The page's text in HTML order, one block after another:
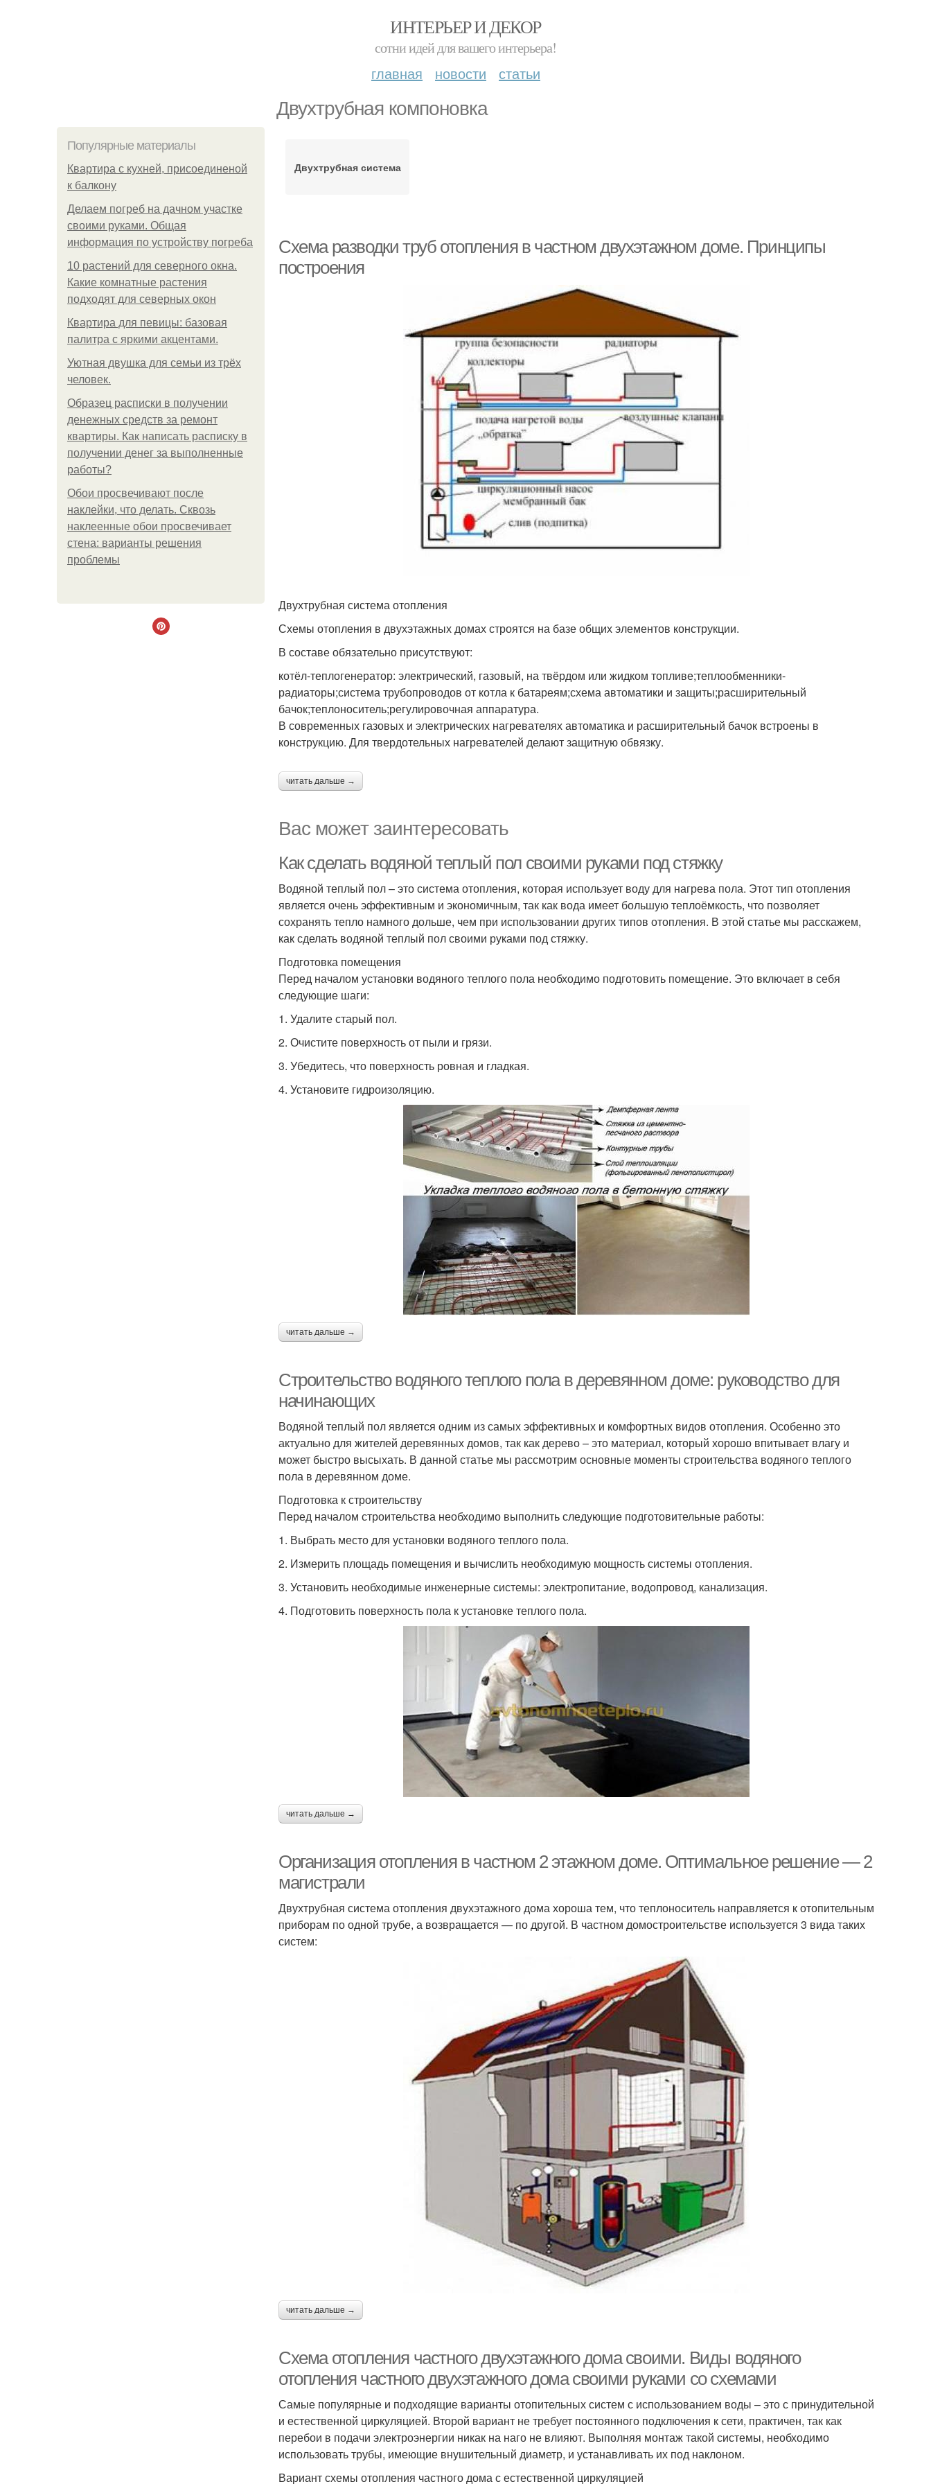
ИНТЕРЬЕР И ДЕКОР
сотни идей для вашего интерьера!
главная новости статьи
Двухтрубная компоновка
Популярные материалы
Квартира с кухней, присоединеной
к балкону
Делаем погреб на дачном участке
своими руками. Общая
информация по устройству погреба
10 растений для северного окна.
Какие комнатные растения
подходят для северных окон
Квартира для певицы: базовая
палитра с яркими акцентами.
Уютная двушка для семьи из трёх
человек.
Образец расписки в получении
денежных средств за ремонт
квартиры. Как написать расписку в
получении денег за выполненные
работы?
Обои просвечивают после
наклейки, что делать. Сквозь
наклеенные обои просвечивает
стена: варианты решения
проблемы
Двухтрубная система
Схема разводки труб отопления в частном двухэтажном доме. Принципы
построения
Двухтрубная система отопления
Схемы отопления в двухэтажных домах строятся на базе общих элементов конструкции.
В составе обязательно присутствуют:
котёл-теплогенератор: электрический, газовый, на твёрдом или жидком топливе;теплообменники-
радиаторы;система трубопроводов от котла к батареям;схема автоматики и защиты;расширительный
бачок;теплоноситель;регулировочная аппаратура.
В современных газовых и электрических нагревателях автоматика и расширительный бачок встроены в
конструкцию. Для твердотельных нагревателей делают защитную обвязку.
читать дальше →
Вас может заинтересовать
Как сделать водяной теплый пол своими руками под стяжку
Водяной теплый пол – это система отопления, которая использует воду для нагрева пола. Этот тип отопления
является очень эффективным и экономичным, так как вода имеет большую теплоёмкость, что позволяет
сохранять тепло намного дольше, чем при использовании других типов отопления. В этой статье мы расскажем,
как сделать водяной теплый пол своими руками под стяжку.
Подготовка помещения
Перед началом установки водяного теплого пола необходимо подготовить помещение. Это включает в себя
следующие шаги:
1. Удалите старый пол.
2. Очистите поверхность от пыли и грязи.
3. Убедитесь, что поверхность ровная и гладкая.
4. Установите гидроизоляцию.
читать дальше →
Строительство водяного теплого пола в деревянном доме: руководство для
начинающих
Водяной теплый пол является одним из самых эффективных и комфортных видов отопления. Особенно это
актуально для жителей деревянных домов, так как дерево – это материал, который хорошо впитывает влагу и
может быстро высыхать. В данной статье мы рассмотрим основные моменты строительства водяного теплого
пола в деревянном доме.
Подготовка к строительству
Перед началом строительства необходимо выполнить следующие подготовительные работы:
1. Выбрать место для установки водяного теплого пола.
2. Измерить площадь помещения и вычислить необходимую мощность системы отопления.
3. Установить необходимые инженерные системы: электропитание, водопровод, канализация.
4. Подготовить поверхность пола к установке теплого пола.
читать дальше →
Организация отопления в частном 2 этажном доме. Оптимальное решение — 2
магистрали
Двухтрубная система отопления двухэтажного дома хороша тем, что теплоноситель направляется к отопительным
приборам по одной трубе, а возвращается — по другой. В частном домостроительстве используется 3 вида таких
систем:
читать дальше →
Схема отопления частного двухэтажного дома своими. Виды водяного
отопления частного двухэтажного дома своими руками со схемами
Самые популярные и подходящие варианты отопительных систем с использованием воды – это с принудительной
и естественной циркуляцией. Второй вариант не требует постоянного подключения к сети, практичен, так как
перебои в подачи электроэнергии никак на наго не влияют. Выполняя монтаж такой системы, необходимо
использовать трубы, имеющие внушительный диаметр, и устанавливать их под наклоном.
Вариант схемы отопления частного дома с естественной циркуляцией